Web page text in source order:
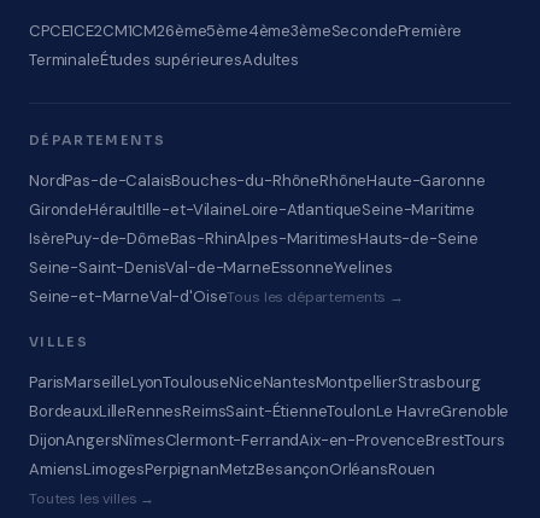
CPCE1CE2CM1CM26ème5ème4ème3èmeSecondePremière
TerminaleÉtudes supérieuresAdultes
DÉPARTEMENTS
NordPas-de-CalaisBouches-du-RhôneRhôneHaute-Garonne
GirondeHéraultIlle-et-VilaineLoire-AtlantiqueSeine-Maritime
IsèrePuy-de-DômeBas-RhinAlpes-MaritimesHauts-de-Seine
Seine-Saint-DenisVal-de-MarneEssonneYvelines
Seine-et-MarneVal-d'OiseTous les départements →
VILLES
ParisMarseilleLyonToulouseNiceNantesMontpellierStrasbourg
BordeauxLilleRennesReimsSaint-ÉtienneToulonLe HavreGrenoble
DijonAngersNîmesClermont-FerrandAix-en-ProvenceBrestTours
AmiensLimogesPerpignanMetzBesançonOrléansRouen
Toutes les villes →